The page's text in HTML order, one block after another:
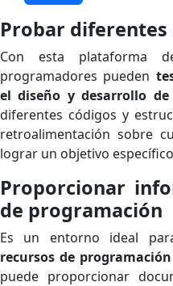
Probar diferentes
Con esta plataforma
programadores pueden
el diseño y desarrollo
diferentes códigos y
retroalimentación sobre
lograr un objetivo
Proporcionar
de programación
Es un entorno ideal
recursos de
puede proporcionar